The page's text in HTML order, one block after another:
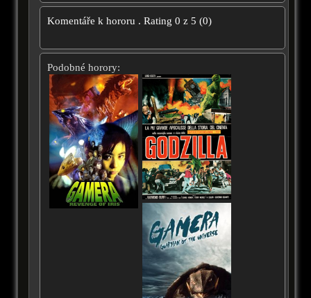
Komentáře k hororu . Rating 0 z 5 (0)
Podobné horory: